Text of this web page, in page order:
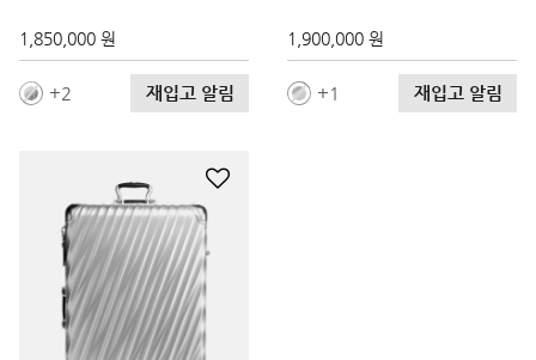
1,850,000 원
2 재입고 알림
1,900,000 원
1 재입고 알림